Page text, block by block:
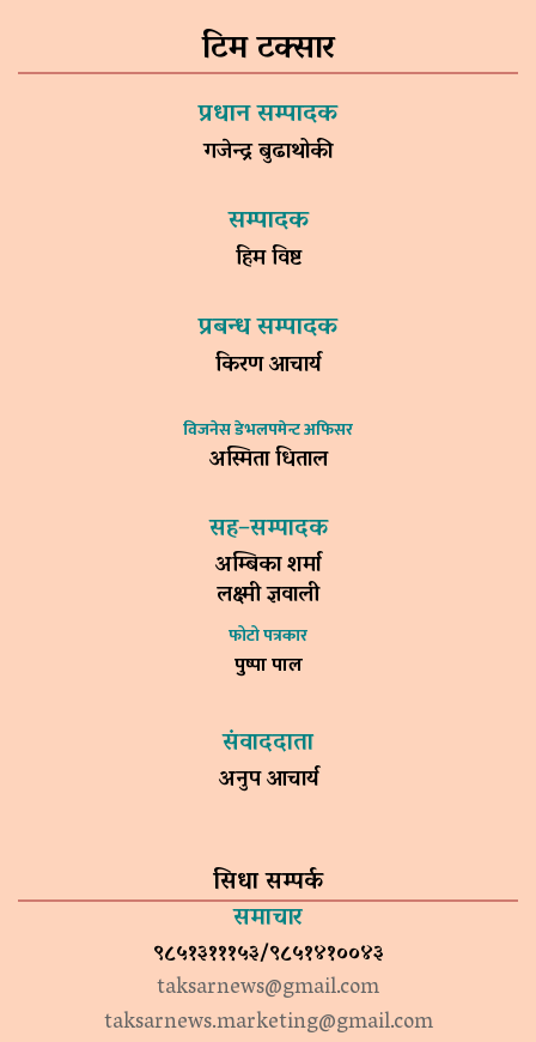
टिम टक्सार
प्रधान सम्पादक
गजेन्द्र बुढाथोकी
सम्पादक
हिम विष्ट
प्रबन्ध सम्पादक
किरण आचार्य
विजनेस डेभलपमेन्ट अफिसर
अस्मिता धिताल
सह–सम्पादक
अम्बिका शर्मा
लक्ष्मी ज्ञवाली
फोटो पत्रकार
पुष्पा पाल
संवाददाता
अनुप आचार्य
सिधा सम्पर्क
समाचार
९८५१३१११५३/९८५१४१००४३
taksarnews@gmail.com
taksarnews.marketing@gmail.com